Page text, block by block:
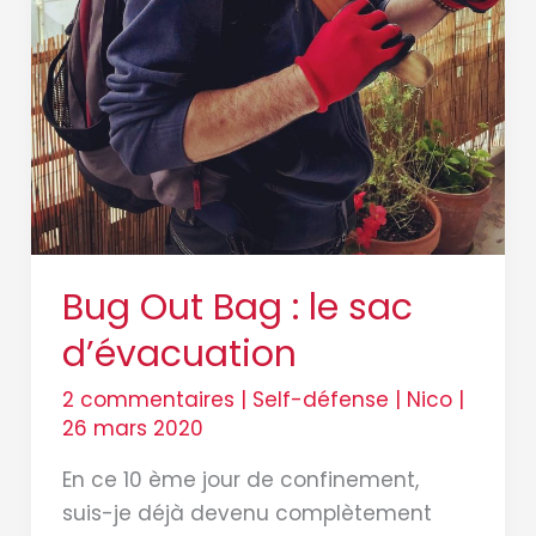
Bug Out Bag : le sac
d’évacuation
2 commentaires | Self-défense | Nico |
26 mars 2020
En ce 10 ème jour de confinement,
suis-je déjà devenu complètement